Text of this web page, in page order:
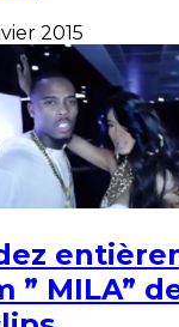
2015
” MILA”